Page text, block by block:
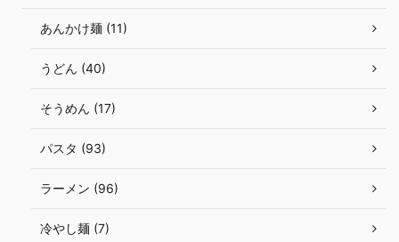
あんかけ麺 (11)
うどん (40)
そうめん (17)
パスタ (93)
ラーメン (96)
冷やし麺 (7)